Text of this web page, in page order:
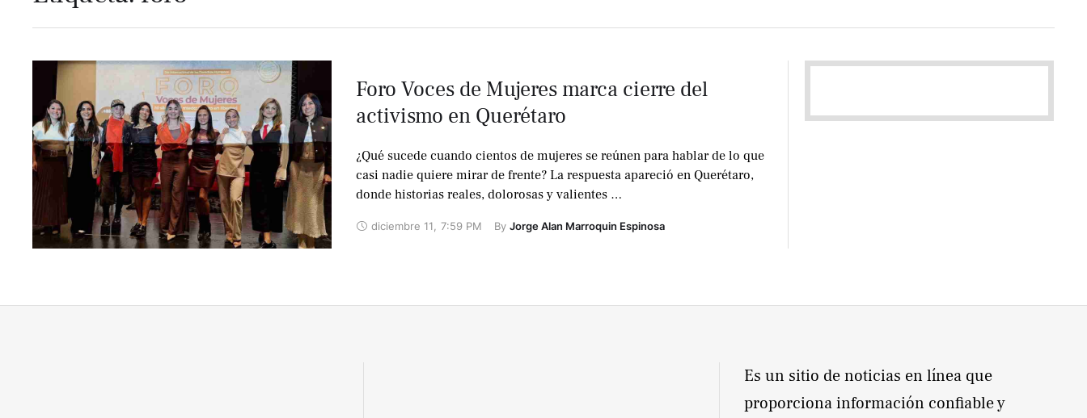
Foro Voces de Mujeres marca cierre del
activismo en Querétaro
¿Qué sucede cuando cientos de mujeres se reúnen para hablar de lo que
casi nadie quiere mirar de frente? La respuesta apareció en Querétaro,
donde historias reales, dolorosas y valientes …
diciembre 11 7:59 PM By Jorge Alan Marroquin Espinosa
Es un sitio de noticias en línea que
proporciona información confiable y